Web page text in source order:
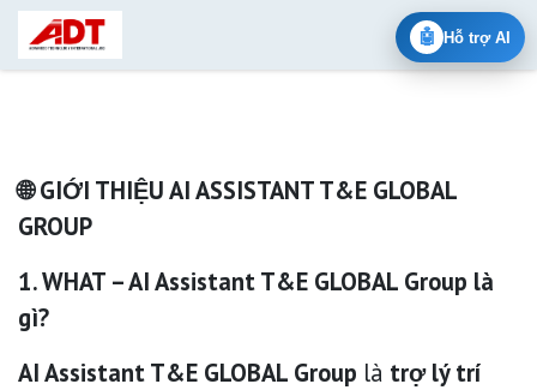
🤖 Hỗ trợ AI
Bỏ qua để đến Nội dung
🌐 GIỚI THIỆU AI ASSISTANT T&E GLOBAL
GROUP
1. WHAT – AI Assistant T&E GLOBAL Group là
gì?
AI Assistant T&E GLOBAL Group là trợ lý trí